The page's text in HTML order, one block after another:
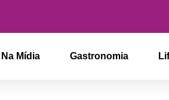
Mídia Gastronomia